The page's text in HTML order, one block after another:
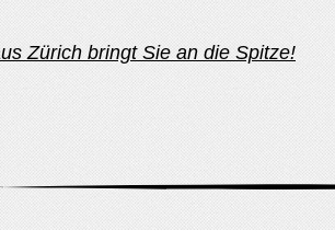
Zürich bringt Sie an die Spitze!